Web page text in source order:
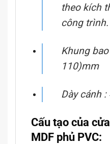
theo kích
công trình.
Khung
110)mm
Dày cánh
Cấu tạo của
MDF phủ PVC: